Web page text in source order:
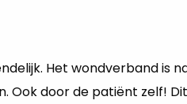
Het wondverband is
Ook door de patiënt zelf!